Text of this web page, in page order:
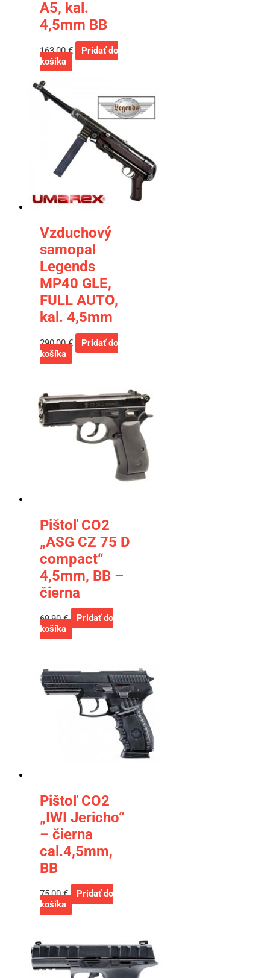
A5, kal.
4,5mm BB
163,00€
Pridať do
košíka
Vzduchový
samopal
Legends
MP40 GLE,
FULL AUTO,
kal. 4,5mm
290,00€
Pridať do
košíka
Pištoľ CO2
„ASG CZ 75 D
compact“
4,5mm, BB –
čierna
69,90€
Pridať do
košíka
Pištoľ CO2
„IWI Jericho“
– čierna
cal.4,5mm,
BB
75,00€
Pridať do
košíka